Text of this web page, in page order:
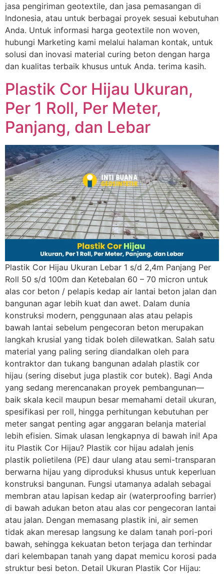
jasa pengiriman geotextile, dan jasa pemasangan di
Indonesia, atau untuk berbagai proyek sesuai kebutuhan
Anda. Untuk informasi harga geotextile non woven,
hubungi Marketing kami melalui halaman kontak, untuk
solusi dan inovasi material curing beton dengan harga
dan kualitas terbaik khusus untuk Anda. terima kasih.
Plastik Cor Hijau Ukuran,
Per 1 Roll, Per Meter,
Panjang, dan Lebar
Plastik Cor Hijau Ukuran Lebar 1 s/d 2,4m Panjang Per
Roll 50 s/d 100m dan Ketebalan 60 – 70 micron untuk
alas cor beton / pelapis kedap air lantai beton jalan dan
bangunan agar lebih kuat dan awet. Dalam dunia
konstruksi modern, penggunaan alas atau pelapis
bawah lantai sebelum pengecoran beton merupakan
langkah krusial yang tidak boleh dilewatkan. Salah satu
material yang paling sering diandalkan oleh para
kontraktor dan tukang bangunan adalah plastik cor
hijau (sering disebut juga plastik cor butek). Bagi Anda
yang sedang merencanakan proyek pembangunan—
baik skala kecil maupun besar memahami detail ukuran,
spesifikasi per roll, hingga perhitungan kebutuhan per
meter sangat penting agar anggaran belanja material
lebih efisien. Simak ulasan lengkapnya di bawah ini! Apa
itu Plastik Cor Hijau? Plastik cor hijau adalah jenis
plastik polietilena (PE) daur ulang atau semi-transparan
berwarna hijau yang diproduksi khusus untuk keperluan
konstruksi bangunan. Fungsi utamanya adalah sebagai
membran atau lapisan kedap air (waterproofing barrier)
di bawah adukan beton atau alas cor pengecoran lantai
atau jalan. Dengan memasang plastik ini, air semen
tidak akan meresap langsung ke dalam tanah pori-pori
bawah, sehingga kekuatan beton terjaga dan terhindar
dari kelembapan tanah yang dapat memicu korosi pada
struktur besi beton. Detail Ukuran Plastik Cor Hijau: